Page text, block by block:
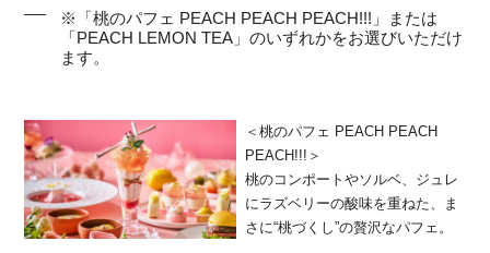
※「桃のパフェ PEACH PEACH PEACH!!!」または
「PEACH LEMON TEA」のいずれかをお選びいただけ
ます。
＜桃のパフェ PEACH PEACH
PEACH!!!＞
桃のコンポートやソルベ、ジュレ
にラズベリーの酸味を重ねた、ま
さに“桃づくし”の贅沢なパフェ。